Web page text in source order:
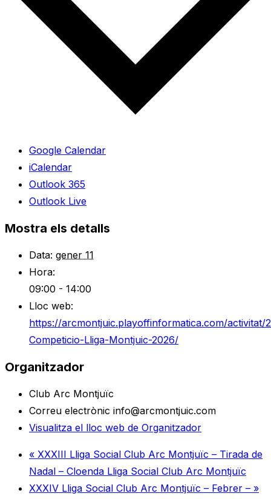
Google Calendar
iCalendar
Outlook 365
Outlook Live
Mostra els detalls
Data: gener 11
Hora:
09:00 - 14:00
Lloc web:
https://arcmontjuic.playoffinformatica.com/activitat/
Competicio-Lliga-Montjuic-2026/
Organitzador
Club Arc Montjuïc
Correu electrònic info@arcmontjuic.com
Visualitza el lloc web de Organitzador
« XXXIII Lliga Social Club Arc Montjuïc – Tirada de
Nadal – Cloenda Lliga Social Club Arc Montjuïc
XXXIV Lliga Social Club Arc Montjuïc – Febrer – »